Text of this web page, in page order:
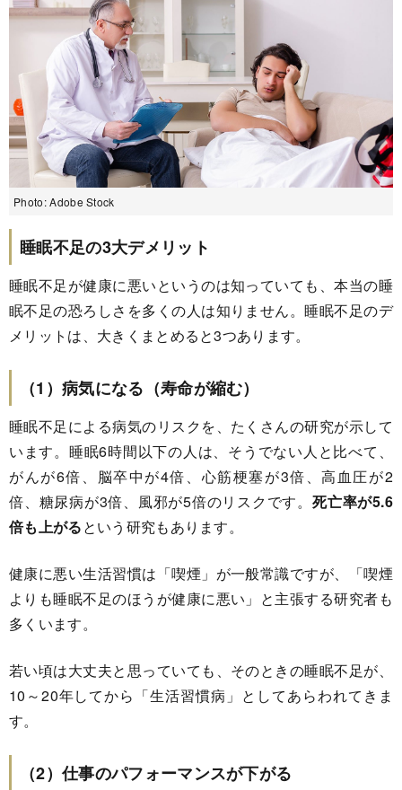
Photo: Adobe Stock
睡眠不足の3大デメリット
睡眠不足が健康に悪いというのは知っていても、本当の睡
眠不足の恐ろしさを多くの人は知りません。睡眠不足のデ
メリットは、大きくまとめると3つあります。
（1）病気になる（寿命が縮む）
睡眠不足による病気のリスクを、たくさんの研究が示して
います。睡眠6時間以下の人は、そうでない人と比べて、
がんが6倍、脳卒中が4倍、心筋梗塞が3倍、高血圧が2
倍、糖尿病が3倍、風邪が5倍のリスクです。 死亡率が5.6
倍も上がるという研究もあります。
健康に悪い生活習慣は「喫煙」が一般常識ですが、「喫煙
よりも睡眠不足のほうが健康に悪い」と主張する研究者も
多くいます。
若い頃は大丈夫と思っていても、そのときの睡眠不足が、
10～20年してから「生活習慣病」としてあらわれてきま
す。
（2）仕事のパフォーマンスが下がる